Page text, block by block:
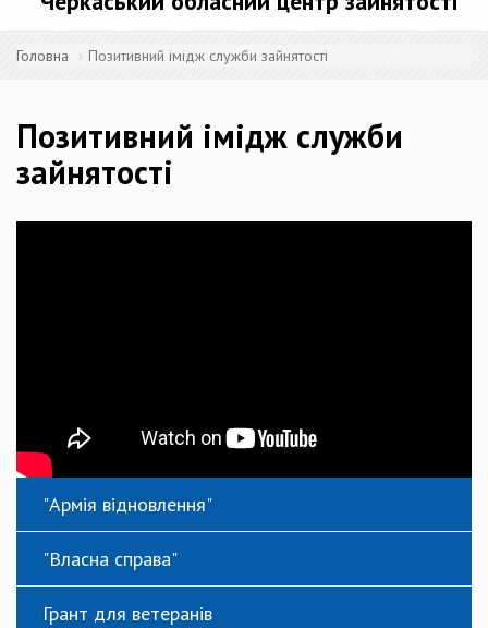
Головна Позитивний імідж служби зайнятості
Позитивний імідж служби
зайнятості
"Армія відновлення"
"Власна справа"
Грант для ветеранів